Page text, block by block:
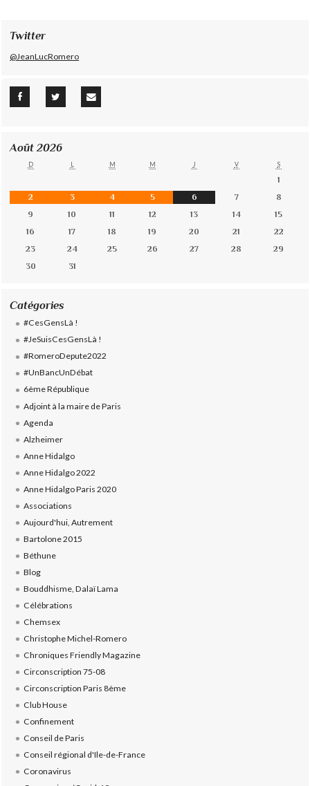
Twitter
@JeanLucRomero
Août 2026
D L M M J V S
1
2
3 4 5 6 7
8
9
10 11 12 13 14
15
16
17 18 19 20 21
22
23
24 25 26 27 28
29
30
31
Catégories
#CesGensLà !
#JeSuisCesGensLà !
#RomeroDepute2022
#UnBancUnDébat
6ème République
Adjoint à la maire de Paris
Agenda
Alzheimer
Anne Hidalgo
Anne Hidalgo 2022
Anne Hidalgo Paris 2020
Associations
Aujourd'hui, Autrement
Bartolone 2015
Béthune
Blog
Bouddhisme, Dalaï Lama
Célébrations
Chemsex
Christophe Michel-Romero
Chroniques Friendly Magazine
Circonscription 75-08
Circonscription Paris 8ème
Club House
Confinement
Conseil de Paris
Conseil régional d'Ile-de-France
Coronavirus